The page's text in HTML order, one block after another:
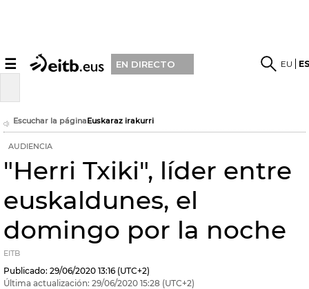
☰ EN DIRECTO EU
Escuchar la páginaEuskaraz irakurri
AUDIENCIA
"Herri Txiki", líder entre
euskaldunes, el
domingo por la noche
EITB
Publicado: 29/06/2020 13:16 (UTC+2)
Última actualización: 29/06/2020 15:28 (UTC+2)